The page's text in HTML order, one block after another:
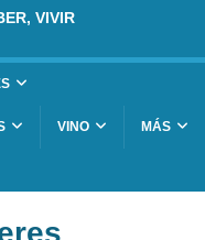
VIVIR
VINO MÁS